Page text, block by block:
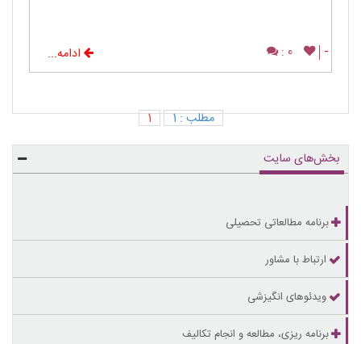
-
0 : ادامه...
1 مطلب : 1
بخش‌های سایت
برنامه مطالعاتی تحصیلی
ارتباط با مشاور
ویدئوهای انگیزشی
برنامه ریزی، مطالعه و انجام تکالیف